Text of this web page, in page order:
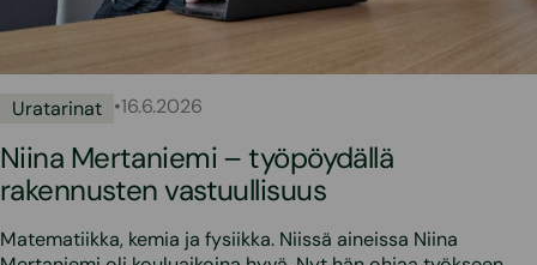
Uratarinat •16.6.2026
Niina Mertaniemi – työpöydällä
rakennusten vastuullisuus
Matematiikka, kemia ja fysiikka. Niissä aineissa Niina